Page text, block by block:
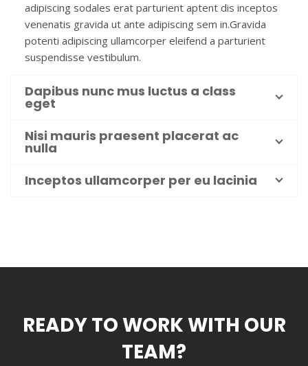
adipiscing sodales erat parturient aptent dis inceptos
venenatis gravida ut ante adipiscing sem in.Gravida
potenti adipiscing ullamcorper eleifend a parturient
suspendisse vestibulum.
Dapibus nunc mus luctus a class
eget
Nisi mauris praesent placerat ac
nulla
Inceptos ullamcorper per eu lacinia
READY TO WORK WITH OUR
TEAM?